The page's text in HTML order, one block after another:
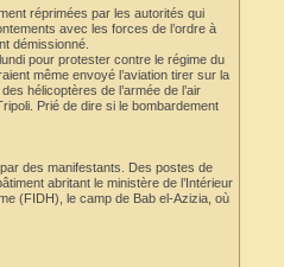
réprimées par les autorités qui
avec les forces de l’ordre à
démissionné.
pour protester contre le régime du
même envoyé l’aviation tirer sur la
hélicoptères de l’armée de l’air
Prié de dire si le bombardement
des manifestants. Des postes de
abritant le ministère de l’Intérieur
(FIDH), le camp de Bab el-Azizia, où